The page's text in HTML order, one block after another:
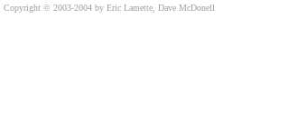
Copyright © 2003-2004 by Eric Lamette, Dave McDonell